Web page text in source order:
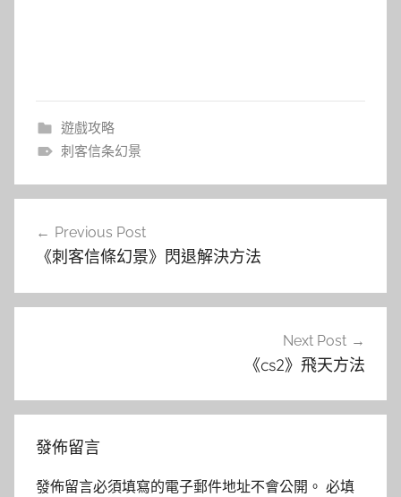
遊戲攻略
刺客信条幻景
覽
Previous Post
《刺客信條幻景》閃退解決方法
Next Post
《cs2》飛天方法
發佈留言
發佈留言必須填寫的電子郵件地址不會公開。 必填